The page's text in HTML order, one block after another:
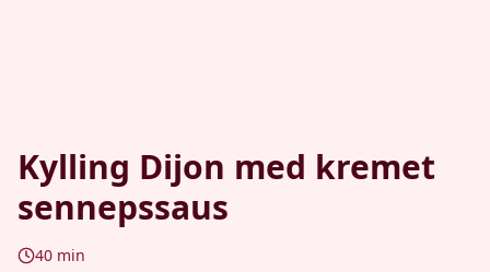
Kylling Dijon med kremet
sennepssaus
40 min